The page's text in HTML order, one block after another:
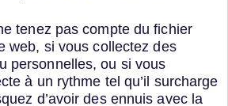
tenez pas compte du fichier
web, si vous collectez des
personnelles, ou si vous
à un rythme tel qu’il surcharge
d’avoir des ennuis avec la